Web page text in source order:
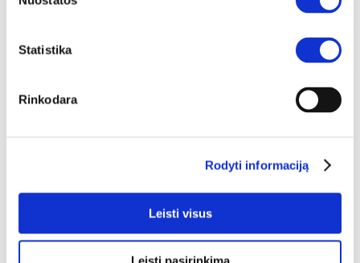
Statistika
Rinkodara
Rodyti informaciją
Leisti visus
Leisti pasirinkimą